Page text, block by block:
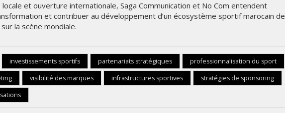
et ouverture internationale, Saga Communication et No Com entendent
et contribuer au développement d’un écosystème sportif marocain de
la scène mondiale.
investissements sportifs partenariats stratégiques
professionnalisation du sport
visibilité des marques infrastructures sportives
stratégies de sponsoring